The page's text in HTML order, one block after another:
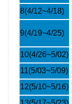
8(4/12~4/18)
9(4/19~4/25)
10(4/26~5/02)
11(5/03~5/09)
12(5/10~5/16)